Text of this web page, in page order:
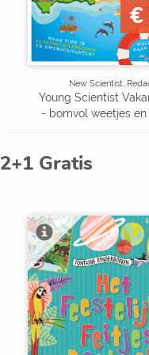
€
New Scientist,
Young Scientist
- bomvol weetjes en
2+1 Gratis